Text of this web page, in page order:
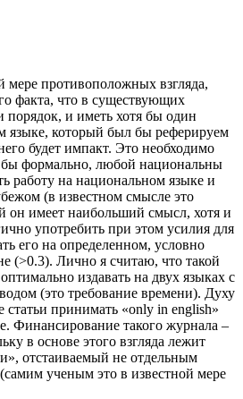
мере противоположных взгляда,
факта, что в существующих
порядок, и иметь хотя бы один
языке, который был бы реферируем
будет импакт. Это необходимо
формально, любой национальны
работу на национальном языке и
(в известном смысле это
он имеет наибольший смысл, хотя и
употребить при этом усилия для
его на определенном, условно
(>0.3). Лично я считаю, что такой
издавать на двух языках с
(это требование времени). Духу
статьи принимать «only in english»
Финансирование такого журнала –
в основе этого взгляда лежит
отстаиваемый не отдельным
ученым это в известной мере